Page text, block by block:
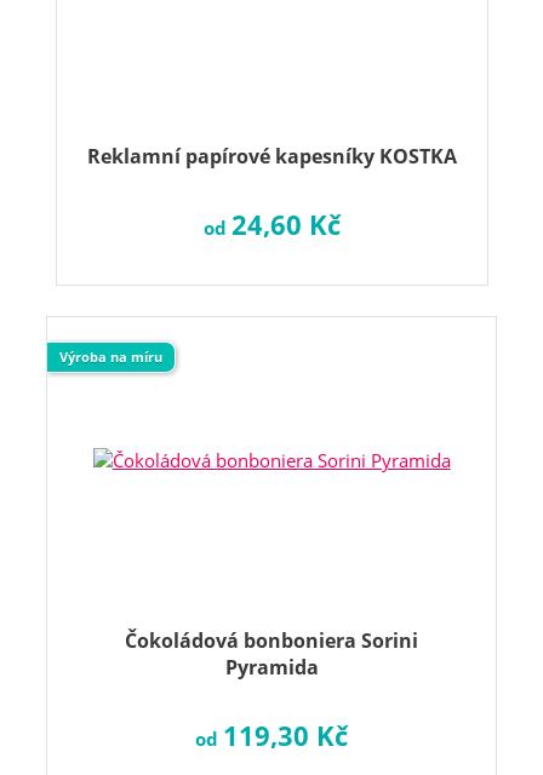
Reklamní papírové kapesníky KOSTKA
od 24,60 Kč
Čokoládová bonboniera Sorini
Pyramida
Výroba na míru
od 119,30 Kč